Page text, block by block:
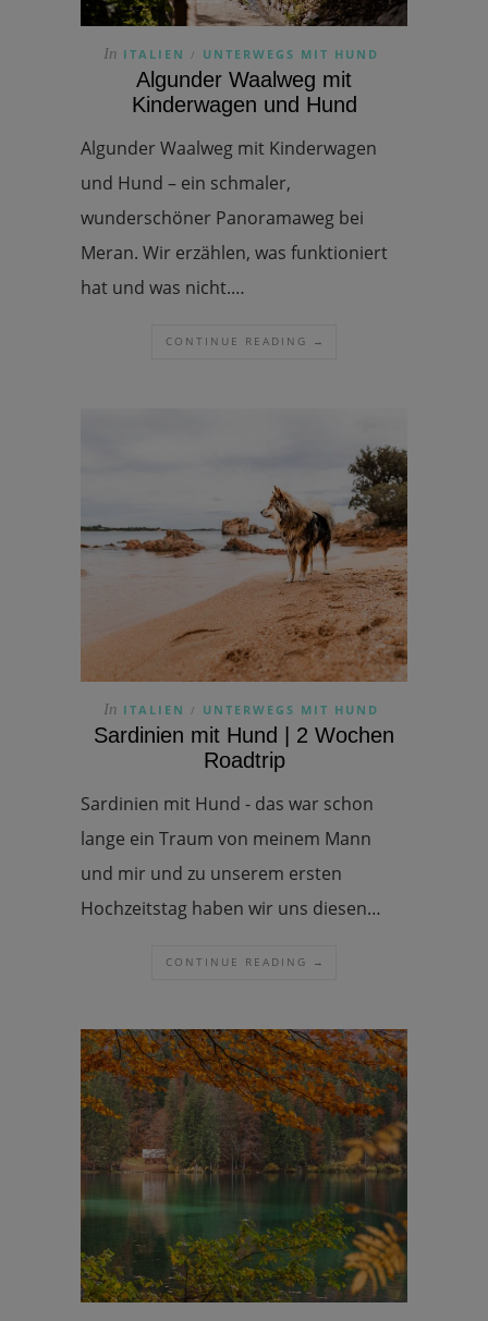
In ITALIEN / UNTERWEGS MIT HUND
Algunder Waalweg mit
Kinderwagen und Hund
Algunder Waalweg mit Kinderwagen
und Hund – ein schmaler,
wunderschöner Panoramaweg bei
Meran. Wir erzählen, was funktioniert
hat und was nicht.…
CONTINUE READING →
In ITALIEN / UNTERWEGS MIT HUND
Sardinien mit Hund | 2 Wochen
Roadtrip
Sardinien mit Hund - das war schon
lange ein Traum von meinem Mann
und mir und zu unserem ersten
Hochzeitstag haben wir uns diesen…
CONTINUE READING →